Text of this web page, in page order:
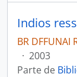
BR DFFUNAI
· 2003
Parte de